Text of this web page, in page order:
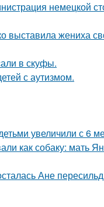
немецкой
выставила жениха
в скуфы.
с аутизмом.
увеличили с 6
как собаку: мать
Ане